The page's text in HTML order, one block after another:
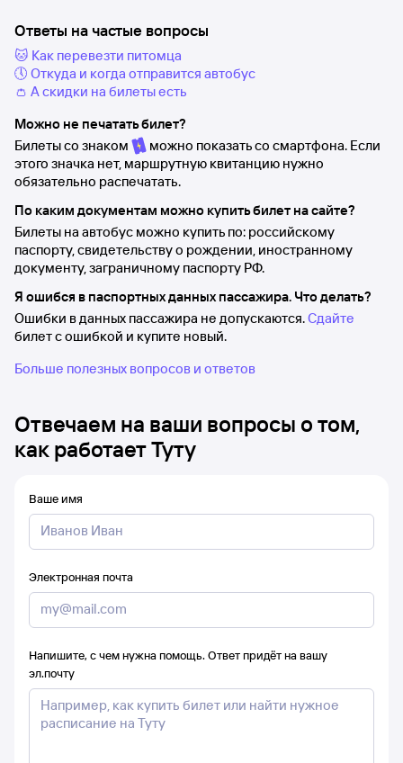
Ответы на частые вопросы
🐱 Как перевезти питомца
🕔 Откуда и когда отправится автобус
👛 А скидки на билеты есть
Можно не печатать билет?
Билеты со знаком
можно показать со смартфона. Если
этого значка нет, маршрутную квитанцию нужно
обязательно распечатать.
По каким документам можно купить билет на сайте?
Билеты на автобус можно купить по: российскому
паспорту, свидетельству о рождении, иностранному
документу, заграничному паспорту РФ.
Я ошибся в паспортных данных пассажира. Что делать?
Ошибки в данных пассажира не допускаются.Сдайте
билет с ошибкой и купите новый.
Больше полезных вопросов и ответов
Отвечаем на ваши вопросы о том,
как работает Туту
Ваше имя
Электронная почта
Напишите, с чем нужна помощь. Ответ придёт на вашу
эл.почту